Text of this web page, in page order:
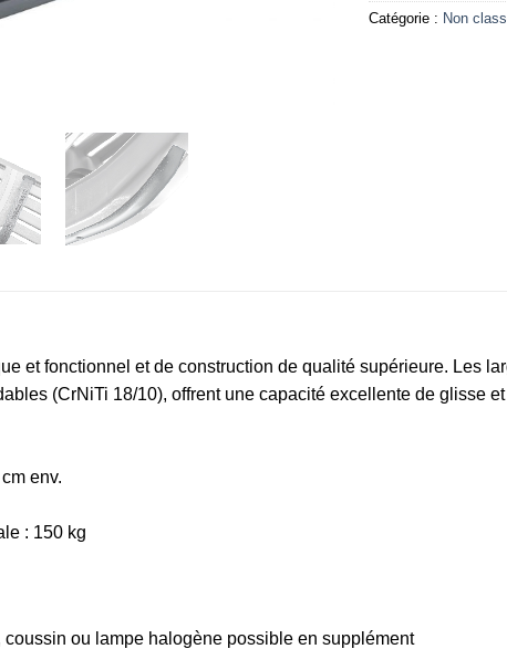
Catégorie : Non
et fonctionnel et de construction de qualité supérieure. Les
(CrNiTi 18/10), offrent une capacité excellente de glisse
env.
: 150 kg
ou lampe halogène possible en supplément